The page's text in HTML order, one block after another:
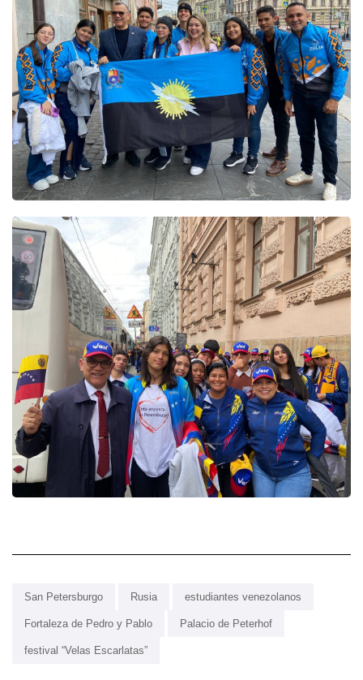
San Petersburgo Rusia estudiantes venezolanos
Fortaleza de Pedro y Pablo Palacio de Peterhof
festival “Velas Escarlatas”